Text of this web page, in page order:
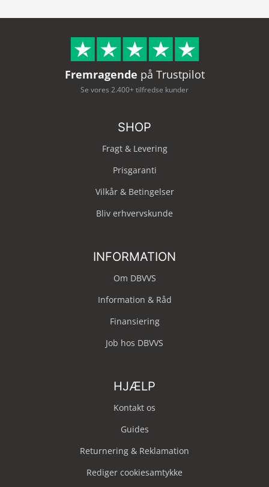
Fremragende på Trustpilot
Se vores 2.400+ tilfredse kunder
SHOP
Fragt & Levering
Prisgaranti
Vilkår & Betingelser
Bliv erhvervskunde
INFORMATION
Om DBVVS
Information & Råd
Finansiering
Job hos DBVVS
HJÆLP
Kontakt os
Guides
Returnering & Reklamation
Rediger cookiesamtykke